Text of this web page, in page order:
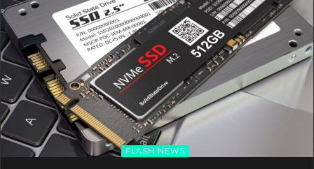
FLASH NEWS